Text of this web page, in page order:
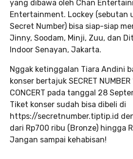
yang dibawa oleh Chan
Entertainment. Lockey (sebutan
Secret Number) bisa siap-siap
Jinny, Soodam, Minji, Zuu, dan
Indoor Senayan, Jakarta.
Nggak ketinggalan Tiara Andini
konser bertajuk SECRET NUMBER
CONCERT pada tanggal 28
Tiket konser sudah bisa dibeli di
https://secretnumber.tiptip.id
dari Rp700 ribu (Bronze) hingga
Jangan sampai kehabisan!